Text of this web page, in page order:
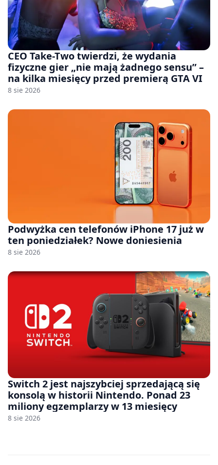
CEO Take-Two twierdzi, że wydania
fizyczne gier „nie mają żadnego sensu” –
na kilka miesięcy przed premierą GTA VI
8 sie 2026
Podwyżka cen telefonów iPhone 17 już w
ten poniedziałek? Nowe doniesienia
8 sie 2026
Switch 2 jest najszybciej sprzedającą się
konsolą w historii Nintendo. Ponad 23
miliony egzemplarzy w 13 miesięcy
8 sie 2026